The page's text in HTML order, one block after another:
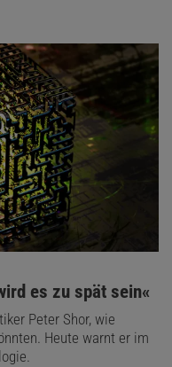
es zu spät sein«
Peter Shor, wie
Heute warnt er im